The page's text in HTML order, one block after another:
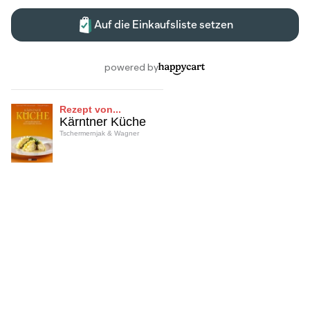
Rezept von...
Kärntner Küche
Tschermernjak & Wagner